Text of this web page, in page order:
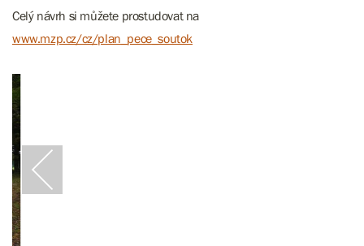
Celý návrh si můžete prostudovat na
www.mzp.cz/cz/plan_pece_soutok